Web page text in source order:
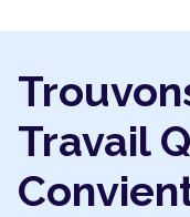
Travail